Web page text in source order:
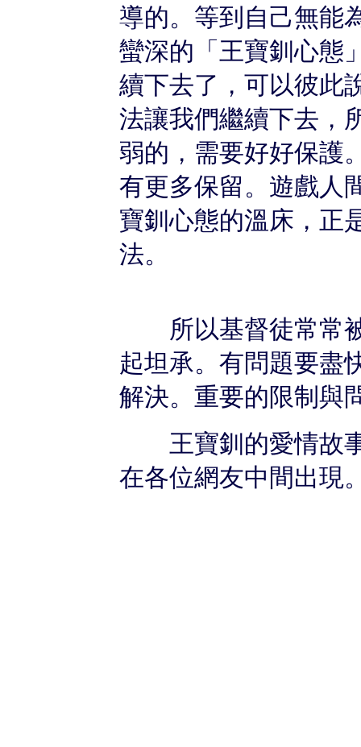
導的。等到自己無能
蠻深的「王寶釧心態
續下去了，可以彼此
法讓我們繼續下去，
弱的，需要好好保護
有更多保留。遊戲人
寶釧心態的溫床，正
法。
所以基督徒常常被
起坦承。有問題要盡
解決。重要的限制與
王寶釧的愛情故事
在各位網友中間出現